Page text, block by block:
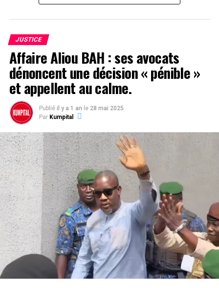
JUSTICE
Affaire Aliou BAH : ses avocats
dénoncent une décision « pénible »
et appellent au calme.
Publié il y a 1 an le 28 mai 2025
Par Kumpital